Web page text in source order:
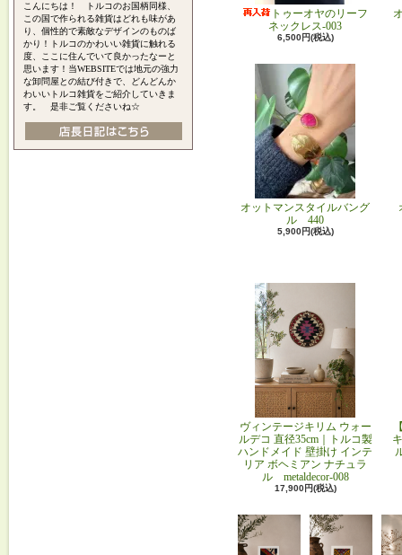
こんにちは！ トルコのお国柄同様、
この国で作られる雑貨はどれも味があ
り、個性的で素敵なデザインのものば
かり！トルコのかわいい雑貨に触れる
度、ここに住んでいて良かったなーと
思います！当WEBSITEでは地元の強力
な卸問屋との結び付きで、どんどんか
わいいトルコ雑貨をご紹介していきま
す。 是非ご覧くださいね☆
トゥーオヤのリーフ
ネックレス-003
6,500円(税込)
オットマンスタイルバング
ル 440
5,900円(税込)
ヴィンテージキリム ウォー
ルデコ 直径35cm｜トルコ製
ハンドメイド 壁掛け インテ
リア ボヘミアン ナチュラ
ル metaldecor-008
17,900円(税込)